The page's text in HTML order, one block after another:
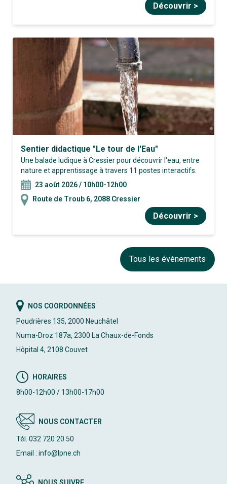
Découvrir >
Sentier didactique "Le tour de l'Eau"
Une balade ludique à Cressier pour découvrir l'eau, entre
nature et apprentissage à travers 11 postes interactifs.
23 août 2026 / 10h00-12h00
Route de Troub 6, 2088 Cressier
Découvrir >
Tous les événements
NOS COORDONNÉES
Poudrières 135, 2000 Neuchâtel
Numa-Droz 187a, 2300 La Chaux-de-Fonds
Hôpital 4, 2108 Couvet
HORAIRES
8h00-12h00 / 13h00-17h00
NOUS CONTACTER
Tél. 032 720 20 50
Email : info@lpne.ch